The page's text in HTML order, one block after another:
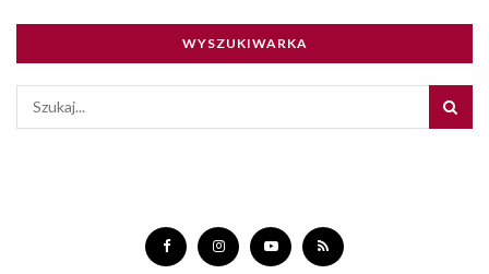
WYSZUKIWARKA